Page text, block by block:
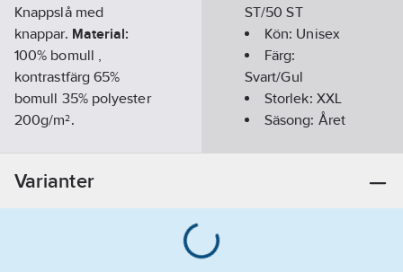
Knappslå med
knappar. Material:
100% bomull ,
kontrastfärg 65%
bomull 35% polyester
200g/m².
artikelnr:
1000661914012
Ean
ST/50 ST
Kön: Unisex
Färg:
Svart/Gul
Storlek: XXL
Säsong: Året
Kragtyp:
Varianter